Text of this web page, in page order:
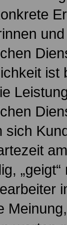
ist
sich